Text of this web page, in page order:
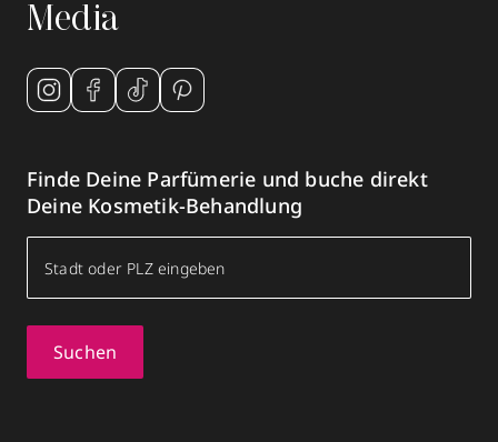
Media
Finde Deine Parfümerie und buche direkt
Deine Kosmetik-Behandlung
Suchen